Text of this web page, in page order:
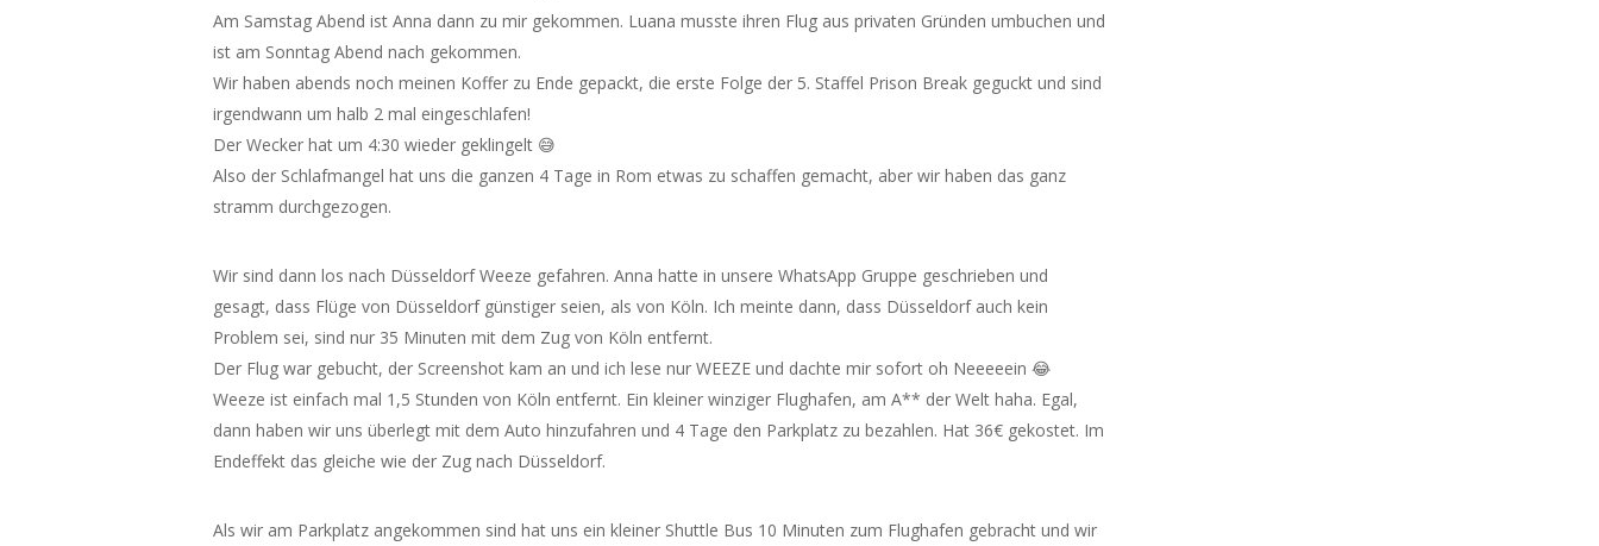
Am Samstag Abend ist Anna dann zu mir gekommen. Luana musste ihren Flug aus privaten Gründen umbuchen und
ist am Sonntag Abend nach gekommen.
Wir haben abends noch meinen Koffer zu Ende gepackt, die erste Folge der 5. Staffel Prison Break geguckt und sind
irgendwann um halb 2 mal eingeschlafen!
Der Wecker hat um 4:30 wieder geklingelt 😅
Also der Schlafmangel hat uns die ganzen 4 Tage in Rom etwas zu schaffen gemacht, aber wir haben das ganz
stramm durchgezogen.
Wir sind dann los nach Düsseldorf Weeze gefahren. Anna hatte in unsere WhatsApp Gruppe geschrieben und
gesagt, dass Flüge von Düsseldorf günstiger seien, als von Köln. Ich meinte dann, dass Düsseldorf auch kein
Problem sei, sind nur 35 Minuten mit dem Zug von Köln entfernt.
Der Flug war gebucht, der Screenshot kam an und ich lese nur WEEZE und dachte mir sofort oh Neeeeein 😂
Weeze ist einfach mal 1,5 Stunden von Köln entfernt. Ein kleiner winziger Flughafen, am A** der Welt haha. Egal,
dann haben wir uns überlegt mit dem Auto hinzufahren und 4 Tage den Parkplatz zu bezahlen. Hat 36€ gekostet. Im
Endeffekt das gleiche wie der Zug nach Düsseldorf.
Als wir am Parkplatz angekommen sind hat uns ein kleiner Shuttle Bus 10 Minuten zum Flughafen gebracht und wir